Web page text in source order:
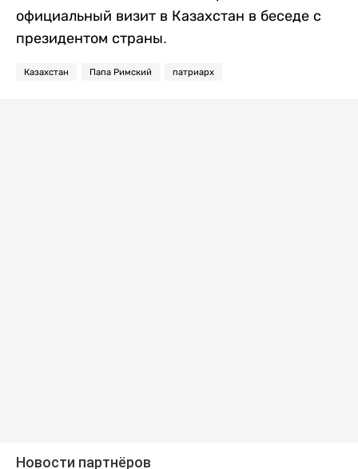
официальный визит в Казахстан в беседе с
президентом страны.
Казахстан Папа Римский патриарх